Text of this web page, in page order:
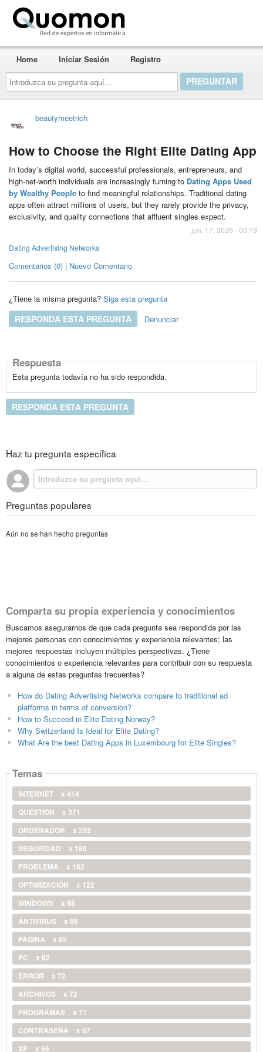
Introduzca
su
pregunta
aquí...
Home Iniciar Sesión Registro
beautymeetrich
How to Choose the Right Elite Dating App
In today’s digital world, successful professionals, entrepreneurs, and
high-net-worth individuals are increasingly turning to Dating Apps Used
by Wealthy Peopleto find meaningful relationships. Traditional dating
apps often attract millions of users, but they rarely provide the privacy,
exclusivity, and quality connections that affluent singles expect.
jun. 17, 2026 - 00:19
Dating Advertising Networks
Comentarios (0) | Nuevo Comentario
¿Tiene la misma pregunta? Siga esta pregunta
RESPONDA ESTA PREGUNTA Denunciar
Respuesta
Esta pregunta todavía no ha sido respondida.
RESPONDA ESTA PREGUNTA
Haz tu pregunta específica
Preguntas populares
Aún no se han hecho preguntas
Comparta su propia experiencia y conocimientos
Buscamos asegurarnos de que cada pregunta sea respondida por las
mejores personas con conocimientos y experiencia relevantes; las
mejores respuestas incluyen múltiples perspectivas. ¿Tiene
conocimientos o experiencia relevantes para contribuir con su respuesta
a alguna de estas preguntas frecuentes?
How do Dating Advertising Networks compare to traditional ad
platforms in terms of conversion?
How to Succeed in Elite Dating Norway?
Why Switzerland Is Ideal for Elite Dating?
What Are the best Dating Apps in Luxembourg for Elite Singles?
Temas
INTERNET
x 414
QUESTION
x 371
ORDENADOR
x 252
SEGURIDAD
x 190
PROBLEMA
x 182
OPTIMIZACIÓN
x 122
WINDOWS
x 88
ANTIVIRUS
x 86
PAGINA
x 85
PC
x 82
ERROR
x 72
ARCHIVOS
x 72
PROGRAMAS
x 71
CONTRASEÑA
x 67
XP
x 66